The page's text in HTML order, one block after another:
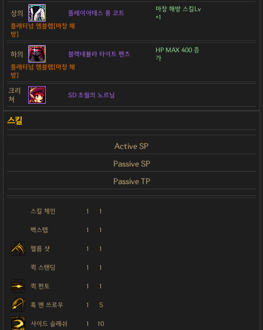
상의 플레이아데스 롱 코트
마창 해방 스킬Lv
+1
플래티넘 엠블렘[마창 해
방]
하의 블랙네뷸라 타이트 팬츠
HP MAX 400 증
가
플래티넘 엠블렘[마창 해
방]
크리
쳐
SD 초월의 노르닐
Active SP
Passive SP
Passive TP
스킬 체인 1 1
백스텝 1 1
헬름 샷 1 1
퀵 스탠딩 1 1
퀵 펀토 1 1
훅 앤 쓰로우 1 5
사이드 슬래쉬 1 10